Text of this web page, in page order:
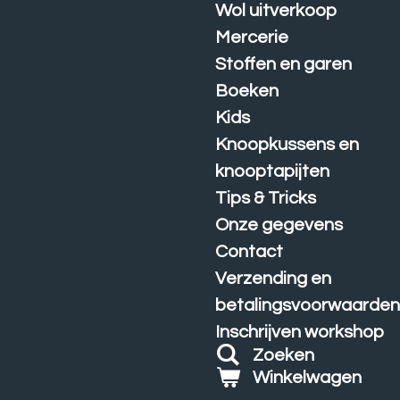
Wol uitverkoop
Mercerie
Stoffen en garen
Boeken
Kids
Knoopkussens en
knooptapijten
Tips & Tricks
Onze gegevens
Contact
Verzending en
betalingsvoorwaarden
Inschrijven workshop
Zoeken
Winkelwagen